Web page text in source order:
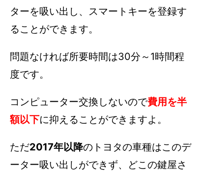
ターを吸い出し、スマートキーを登録す
ることができます。
問題なければ所要時間は30分～1時間程
度です。
コンピューター交換しないので費用を半
額以下に抑えることができますよ。
ただ2017年以降のトヨタの車種はこのデ
ーター吸い出しができず、どこの鍵屋さ